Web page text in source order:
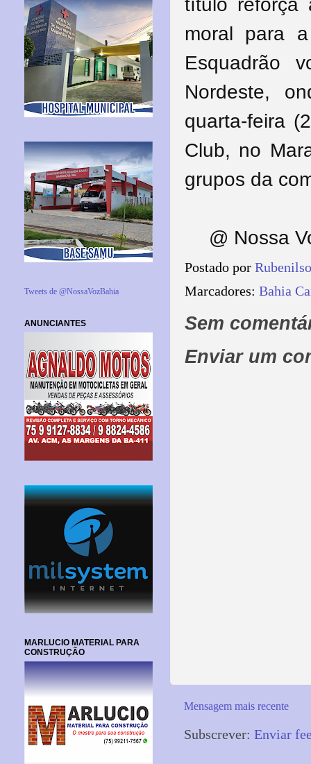
título reforça
moral para
Esquadrão
Nordeste,
quarta-feira
Club, no
grupos da
@ Nossa
Postado por
Marcadores: Bahia
Sem
Enviar um
Mensagem mais recente
Subscrever: Enviar
Tweets de @NossaVozBahia
ANUNCIANTES
MARLUCIO MATERIAL PARA
CONSTRUÇÃO